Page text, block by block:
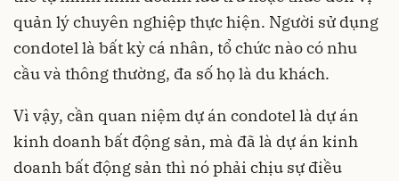
quản lý chuyên nghiệp thực hiện. Người sử dụng
condotel là bất kỳ cá nhân, tổ chức nào có nhu
cầu và thông thường, đa số họ là du khách.
Vì vậy, cần quan niệm dự án condotel là dự án
kinh doanh bất động sản, mà đã là dự án kinh
doanh bất động sản thì nó phải chịu sự điều